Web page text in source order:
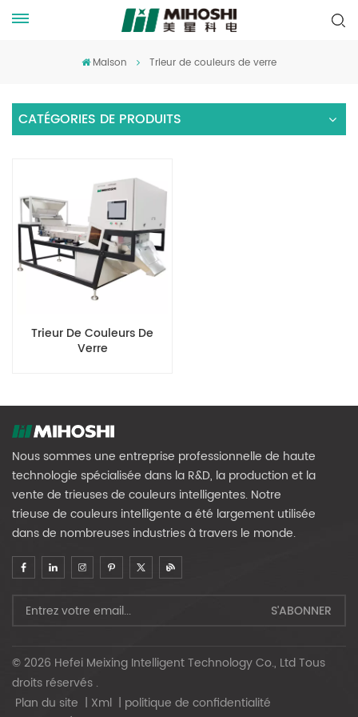
Maison Trieur de couleurs de verre
CATÉGORIES DE PRODUITS
Trieur De Couleurs De
Verre
Nous sommes une entreprise professionnelle de haute
technologie spécialisée dans la R&D, la production et la
vente de trieuses de couleurs intelligentes. Notre
trieuse de couleurs intelligente a été largement utilisée
dans de nombreuses industries à travers le monde.
© 2026 Hefei Meixing Intelligent Technology Co., Ltd Tous
droits réservés .
Plan du site | Xml | politique de confidentialité